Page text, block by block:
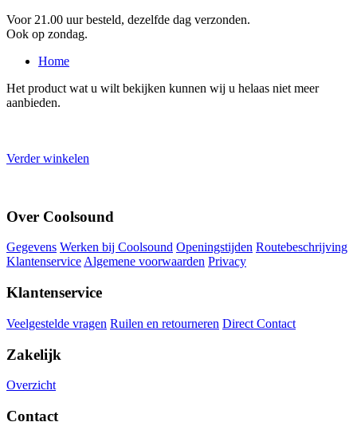
Voor 21.00 uur besteld, dezelfde dag verzonden.
Ook op zondag.
Home
Het product wat u wilt bekijken kunnen wij u helaas niet meer
aanbieden.
Verder winkelen
Over Coolsound
Gegevens Werken bij Coolsound Openingstijden Routebeschrijving
KlantenserviceAlgemene voorwaarden Privacy
Klantenservice
Veelgestelde vragen Ruilen en retourneren Direct Contact
Zakelijk
Overzicht
Contact